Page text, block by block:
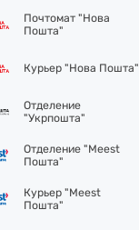
Почтомат "Нова
Пошта"
Курьер "Нова Пошта"
Отделение
"Укрпошта"
Отделение "Meest
Пошта"
Курьер "Meest
Пошта"